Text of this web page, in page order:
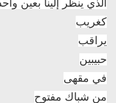
الذي ينظر إلينا بعين
كغريب
يراقب
حبيبين
في مقهى
من شباك مفتوح